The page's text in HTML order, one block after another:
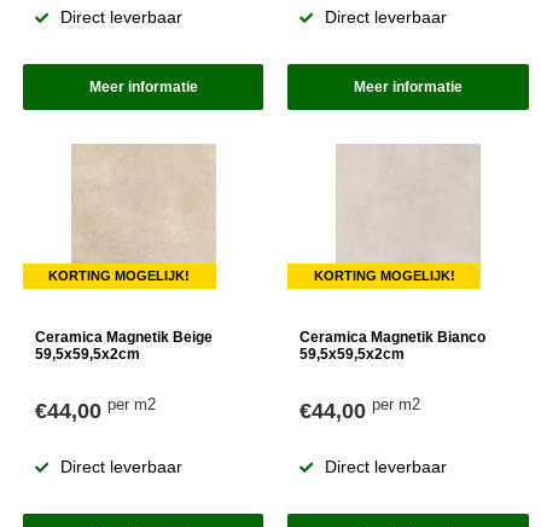
Direct leverbaar
Meer informatie
Direct leverbaar
Meer informatie
KORTING MOGELIJK!
Ceramica Magnetik Beige
59,5x59,5x2cm
€44,00 per m2
Direct leverbaar
KORTING MOGELIJK!
Ceramica Magnetik Bianco
59,5x59,5x2cm
€44,00per m2
Direct leverbaar